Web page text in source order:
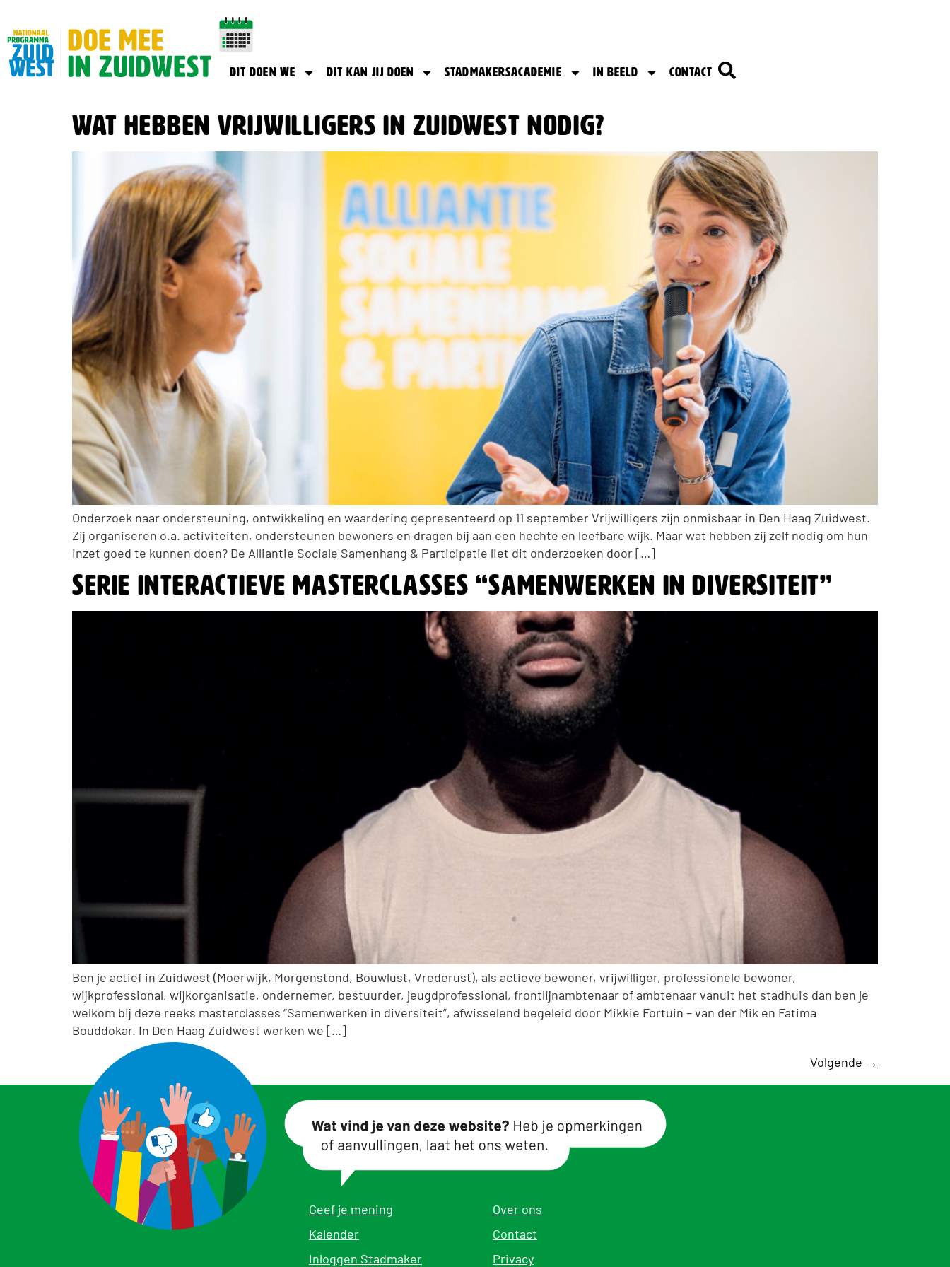
Dit doen we Dit kan jij doen Stadmakersacademie In beeld Contact
Wat hebben vrijwilligers in Zuidwest nodig?
Onderzoek naar ondersteuning, ontwikkeling en waardering gepresenteerd op 11 september Vrijwilligers zijn onmisbaar in Den Haag Zuidwest.
Zij organiseren o.a. activiteiten, ondersteunen bewoners en dragen bij aan een hechte en leefbare wijk. Maar wat hebben zij zelf nodig om hun
inzet goed te kunnen doen? De Alliantie Sociale Samenhang & Participatie liet dit onderzoeken door […]
Serie interactieve masterclasses “Samenwerken in diversiteit”
Ben je actief in Zuidwest (Moerwijk, Morgenstond, Bouwlust, Vrederust), als actieve bewoner, vrijwilliger, professionele bewoner,
wijkprofessional, wijkorganisatie, ondernemer, bestuurder, jeugdprofessional, frontlijnambtenaar of ambtenaar vanuit het stadhuis dan ben je
welkom bij deze reeks masterclasses “Samenwerken in diversiteit”, afwisselend begeleid door Mikkie Fortuin – van der Mik en Fatima
Bouddokar. In Den Haag Zuidwest werken we […]
Volgende →
Geef je mening
Kalender
Inloggen Stadmaker
Over ons
Contact
Privacy